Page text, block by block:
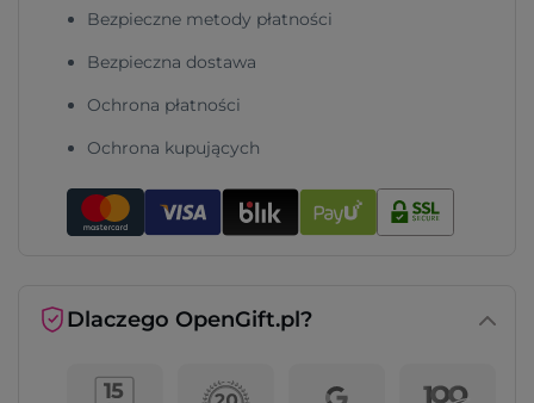
Bezpieczne metody płatności
Bezpieczna dostawa
Ochrona płatności
Ochrona kupujących
Dlaczego OpenGift.pl?